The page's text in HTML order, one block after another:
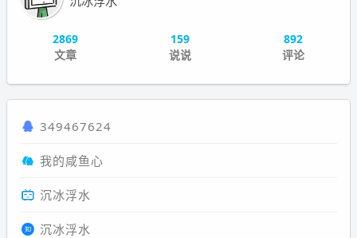
2869
文章
159
说说
892
评论
349467624
我的咸鱼心
沉冰浮水
沉冰浮水